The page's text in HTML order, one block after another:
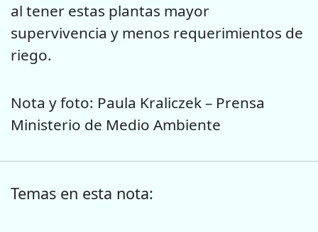
al tener estas plantas mayor
supervivencia y menos requerimientos de
riego.
Nota y foto: Paula Kraliczek – Prensa
Ministerio de Medio Ambiente
Temas en esta nota: